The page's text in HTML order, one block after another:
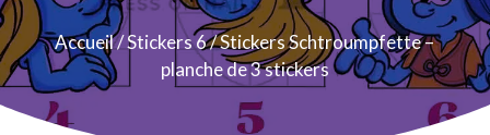
Accueil/Stickers 6/ Stickers Schtroumpfette –
planche de 3 stickers